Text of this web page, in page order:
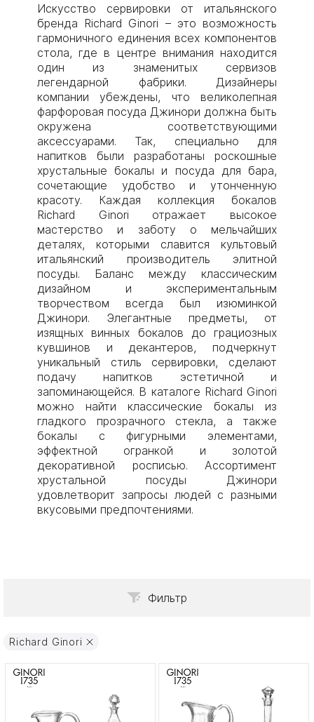
Искусство сервировки от итальянского
бренда Richard Ginori – это возможность
гармоничного единения всех компонентов
стола, где в центре внимания находится
один из знаменитых сервизов
легендарной фабрики. Дизайнеры
компании убеждены, что великолепная
фарфоровая посуда Джинори должна быть
окружена соответствующими
аксессуарами. Так, специально для
напитков были разработаны роскошные
хрустальные бокалы и посуда для бара,
сочетающие удобство и утонченную
красоту. Каждая коллекция бокалов
Richard Ginori отражает высокое
мастерство и заботу о мельчайших
деталях, которыми славится культовый
итальянский производитель элитной
посуды. Баланс между классическим
дизайном и экспериментальным
творчеством всегда был изюминкой
Джинори. Элегантные предметы, от
изящных винных бокалов до грациозных
кувшинов и декантеров, подчеркнут
уникальный стиль сервировки, сделают
подачу напитков эстетичной и
запоминающейся. В каталоге Richard Ginori
можно найти классические бокалы из
гладкого прозрачного стекла, а также
бокалы с фигурными элементами,
эффектной огранкой и золотой
декоративной росписью. Ассортимент
хрустальной посуды Джинори
удовлетворит запросы людей с разными
вкусовыми предпочтениями.
Фильтр
Richard Ginori